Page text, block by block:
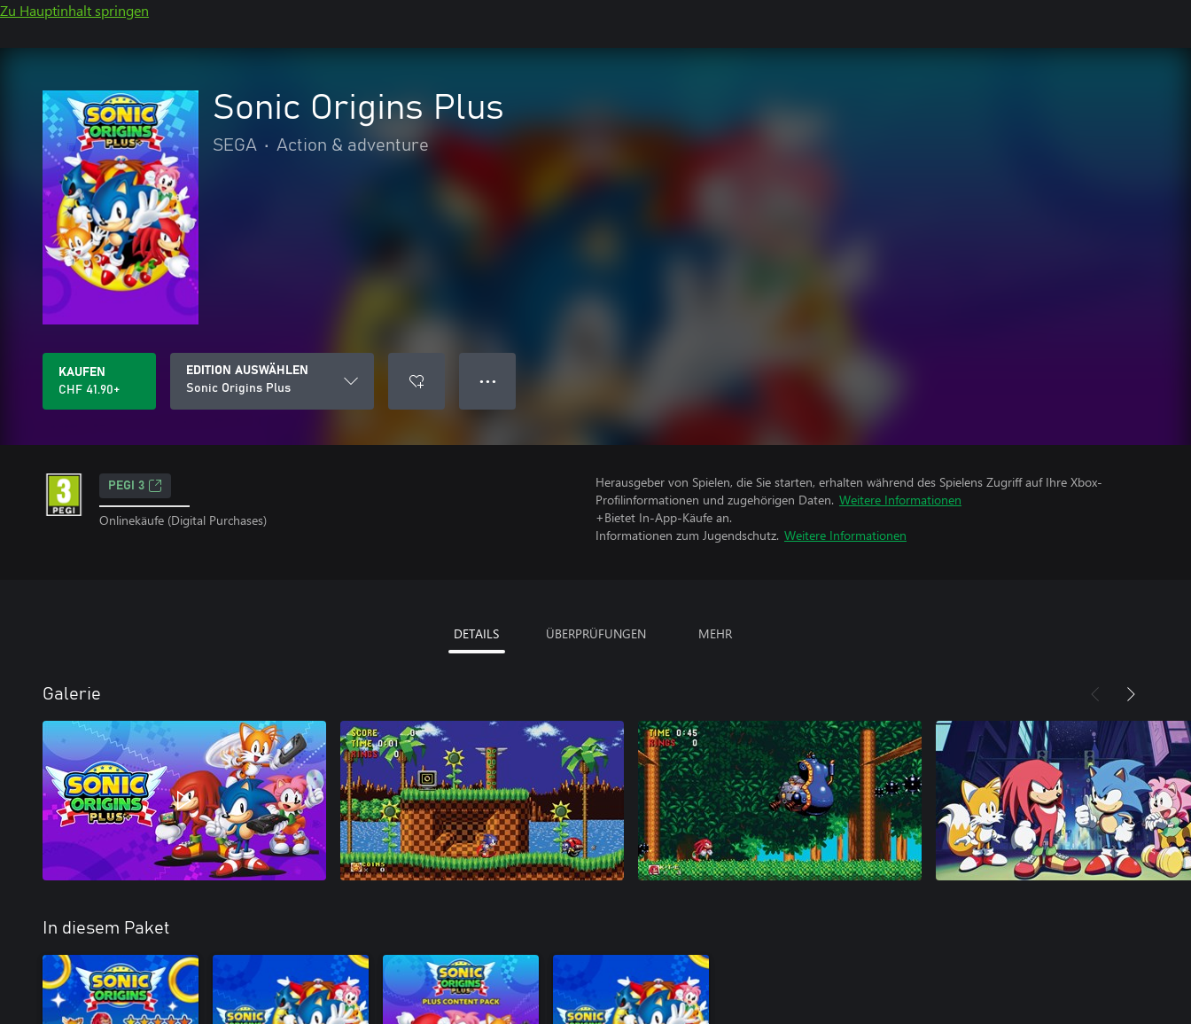
Zu Hauptinhalt springen
Sonic Origins Plus
SEGA • Action & adventure
KAUFEN
CHF 41.90+
EDITION AUSWÄHLEN
Sonic Origins Plus
● ● ●
PEGI 3
Onlinekäufe (Digital Purchases)
Herausgeber von Spielen, die Sie starten, erhalten während des Spielens Zugriff auf Ihre Xbox-
Profilinformationen und zugehörigen Daten. Weitere Informationen
+Bietet In-App-Käufe an.
Informationen zum Jugendschutz. Weitere Informationen
DETAILS ÜBERPRÜFUNGEN MEHR
Galerie
In diesem Paket